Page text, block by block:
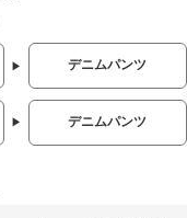
デニムパンツ
デニムパンツ